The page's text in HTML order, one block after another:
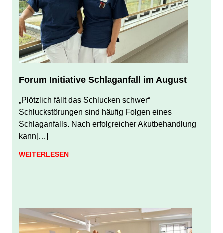
Forum Initiative Schlaganfall im August
JULI 31, 2026
JUERGEN FINDEISEN
„Plötzlich fällt das Schlucken schwer“
Schluckstörungen sind häufig Folgen eines
Schlaganfalls. Nach erfolgreicher Akutbehandlung
kann[…]
WEITERLESEN